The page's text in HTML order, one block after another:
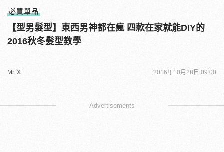
必買單品
【型男髮型】東西男神都在瘋 四款在家就能DIY的
2016秋冬髮型教學
Mr. X 2016年10月28日 09:00
Advertisements